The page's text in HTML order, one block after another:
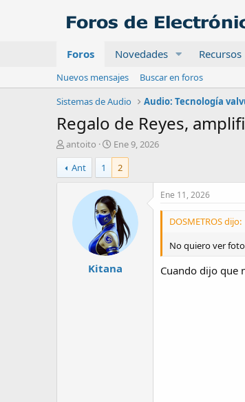
Foros Novedades Recursos
Nuevos mensajes
Buscar en foros
Sistemas de Audio
Audio: Tecnología
Regalo de Reyes,
A
u
t
o
antoito
F
e
h
a
d
e
i
n
i
c
Ene 9, 2026
Ant
1 2
Kitana
Ene 11, 2026
DOSMETROS dijo:
No quiero ver
Cuando dijo que